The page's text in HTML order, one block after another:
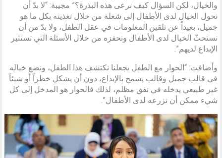
والخيال، لكن السؤال كيف نرعى هذه البذرة؟” مجيبة: “لا بدّ أن
نحول الخيال لدى الأطفال إلى شعلة من خلال تغذيته بكل ما هو
جميل، بعيداً عن تلقين المعلومات في عقل الطفل، ولا بدّ من أن
نستحثّ الخيال لدى الأطفال ونحفزه من خلال الأسئلة التي تستثير
الإبداع لديهم”.
وأضافت: “الحوار مع الطفل يجعلنا نكتشف هذا الطفل، ونضع خياله
في قالب جميل وقالب يسمح بالإبداع، دون أن يشكل خطراً أو شيئاً
غير طبيعي يدخله في نفق مظلم، لذلك فالحوار هو المدخل إلى كل
شيء ممكن أن نزرعه لدى الأطفال”.